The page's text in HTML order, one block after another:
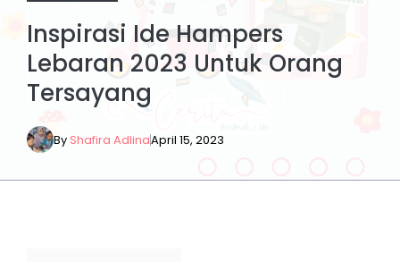
Inspirasi Ide Hampers
Lebaran 2023 Untuk Orang
Tersayang
By Shafira AdlinaApril 15, 2023